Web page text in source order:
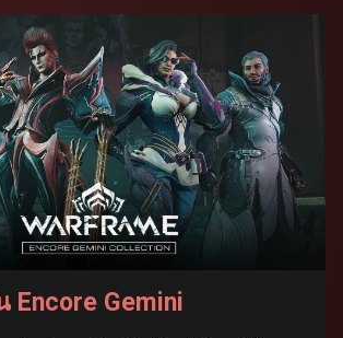
Encore Gemini